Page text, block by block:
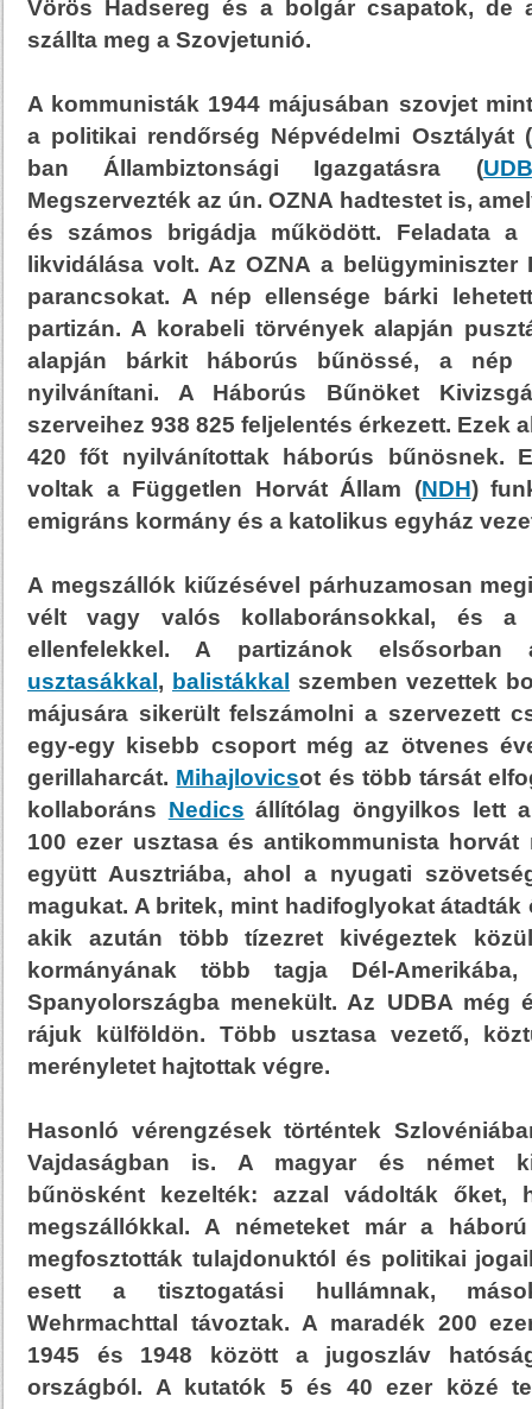
Vörös Hadsereg és a bolgár csapatok, de
szállta meg a Szovjetunió.
A kommunisták 1944 májusában szovjet
a politikai rendőrség Népvédelmi Osztályát (
ban Állambiztonsági Igazgatásra (
Megszervezték az ún. OZNA hadtestet is,
és számos brigádja működött. Feladata a
likvidálása volt. Az OZNA a
parancsokat. A nép ellensége bárki
partizán. A korabeli törvények alapján
alapján bárkit háborús bűnössé, a nép
nyilvánítani. A Háborús Bűnöket
szerveihez 938 825 feljelentés érkezett. Ezek
420 főt nyilvánítottak háborús bűnösnek.
voltak a Független Horvát Állam (NDH)
emigráns kormány és a katolikus egyház
A megszállók kiűzésével párhuzamosan
vélt vagy valós kollaboránsokkal, és a
ellenfelekkel. A partizánok
usztasákkal , balistákkal
szemben vezettek
májusára sikerült felszámolni a szervezett
egy-egy kisebb csoport még az ötvenes
gerillaharcát. Mihajlovicsot és több társát
kollaboráns Nedics állítólag öngyilkos lett
100 ezer usztasa és antikommunista horvát
együtt Ausztriába, ahol a nyugati
magukat. A britek, mint hadifoglyokat átadták
akik azután több tízezret kivégeztek
kormányának több tagja Dél-
Spanyolországba menekült. Az UDBA még
rájuk külföldön. Több usztasa vezető,
merényletet hajtottak végre.
Hasonló vérengzések történtek
Vajdaságban is. A magyar és német
bűnösként kezelték: azzal vádolták őket,
megszállókkal. A németeket már a
megfosztották tulajdonuktól és politikai
esett a tisztogatási hullámnak,
Wehrmachttal távoztak. A maradék 200
1945 és 1948 között a jugoszláv
országból. A kutatók 5 és 40 ezer közé